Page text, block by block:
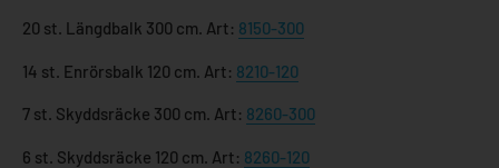
20 st. Längdbalk 300 cm. Art: 8150-300
14 st. Enrörsbalk 120 cm. Art: 8210-120
7 st. Skyddsräcke 300 cm. Art: 8260-300
6 st. Skyddsräcke 120 cm. Art: 8260-120